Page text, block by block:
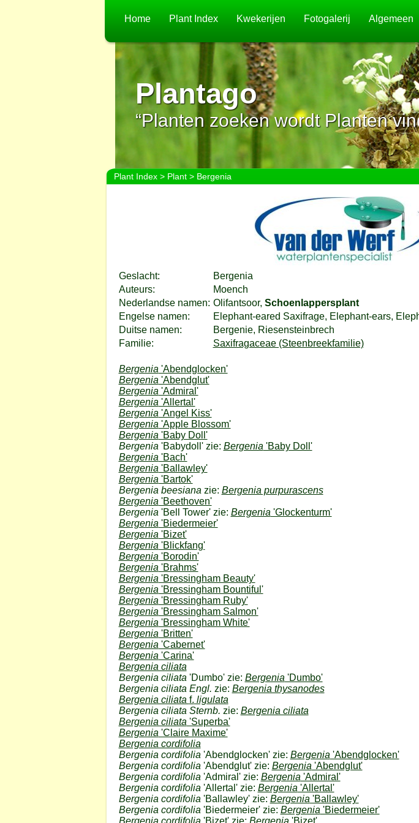
Home Plant Index Kwekerijen Fotogalerij Algemeen
Plantago
“Planten zoeken wordt Planten
Plant Index> Plant> Bergenia
Geslacht:
Bergenia
Auteurs:
Moench
Nederlandse namen: Olifantsoor, Schoenlappersplant
Engelse namen:
Elephant-eared Saxifrage, Elephant-ears,
Duitse namen:
Bergenie, Riesensteinbrech
Familie:
Saxifragaceae (Steenbreekfamilie)
Bergenia 'Abendglocken'
Bergenia 'Abendglut'
Bergenia 'Admiral'
Bergenia 'Allertal'
Bergenia 'Angel Kiss'
Bergenia 'Apple Blossom'
Bergenia 'Baby Doll'
Bergenia 'Babydoll' zie: Bergenia 'Baby Doll'
Bergenia 'Bach'
Bergenia 'Ballawley'
Bergenia 'Bartok'
Bergenia beesiana zie: Bergenia purpurascens
Bergenia 'Beethoven'
Bergenia 'Bell Tower' zie: Bergenia 'Glockenturm'
Bergenia 'Biedermeier'
Bergenia 'Bizet'
Bergenia 'Blickfang'
Bergenia 'Borodin'
Bergenia 'Brahms'
Bergenia 'Bressingham Beauty'
Bergenia 'Bressingham Bountiful'
Bergenia 'Bressingham Ruby'
Bergenia 'Bressingham Salmon'
Bergenia 'Bressingham White'
Bergenia 'Britten'
Bergenia 'Cabernet'
Bergenia 'Carina'
Bergenia ciliata
Bergenia ciliata 'Dumbo' zie: Bergenia 'Dumbo'
Bergenia ciliata Engl. zie: Bergenia thysanodes
Bergenia ciliata f. ligulata
Bergenia ciliata Sternb. zie: Bergenia ciliata
Bergenia ciliata 'Superba'
Bergenia 'Claire Maxime'
Bergenia cordifolia
Bergenia cordifolia 'Abendglocken' zie: Bergenia 'Abendglocken'
Bergenia cordifolia 'Abendglut' zie: Bergenia 'Abendglut'
Bergenia cordifolia 'Admiral' zie: Bergenia 'Admiral'
Bergenia cordifolia 'Allertal' zie: Bergenia 'Allertal'
Bergenia cordifolia 'Ballawley' zie: Bergenia 'Ballawley'
Bergenia cordifolia 'Biedermeier' zie: Bergenia 'Biedermeier'
Bergenia cordifolia 'Bizet' zie: Bergenia 'Bizet'